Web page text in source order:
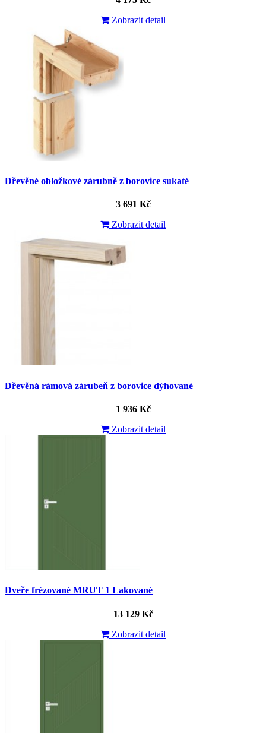
Zobrazit detail
Dřevěné obložkové zárubně z borovice sukaté
3 691 Kč
Zobrazit detail
Dřevěná rámová zárubeň z borovice dýhované
1 936 Kč
Zobrazit detail
Dveře frézované MRUT 1 Lakované
13 129 Kč
Zobrazit detail